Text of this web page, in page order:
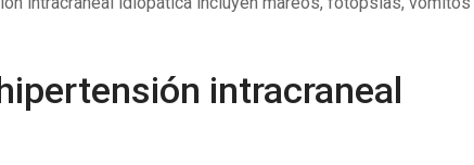
intracraneal